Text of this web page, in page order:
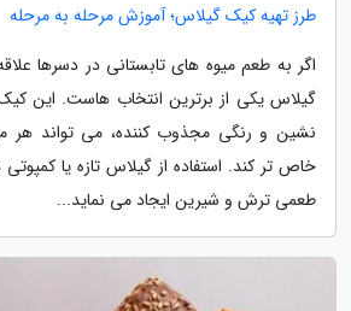
طرز تهیه کیک گیلاس؛ آموزش مرحله به مرحله
اگر به طعم میوه های تابستانی در دسرها
گیلاس یکی از برترین انتخاب هاست. این
نشین و رنگی مجذوب کننده، می تواند هر
خاص تر کند. استفاده از گیلاس تازه یا
طعمی ترش و شیرین ایجاد می نماید...